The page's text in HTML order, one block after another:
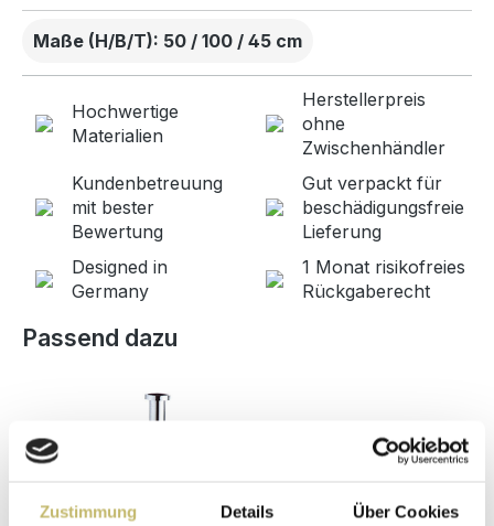
Zustimmung Details Über Cookies
Maße (H/B/T): 50 / 100 / 45 cm
Hochwertige
Materialien
Herstellerpreis
ohne
Zwischenhändler
Kundenbetreuung
mit bester
Bewertung
Gut verpackt für
beschädigungsfreie
Lieferung
Designed in
Germany
1 Monat risikofreies
Rückgaberecht
Produktgalerie überspringen
Passend dazu